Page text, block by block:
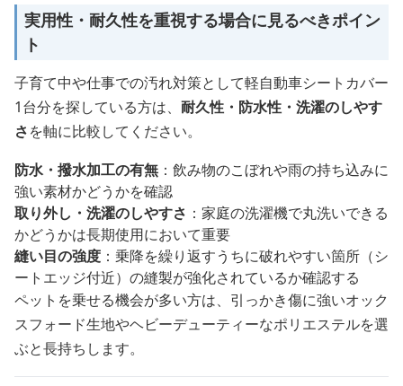
実用性・耐久性を重視する場合に見るべきポイン
ト
子育て中や仕事での汚れ対策として軽自動車シートカバー
1台分を探している方は、 耐久性・防水性・洗濯のしやす
さを軸に比較してください。
防水・撥水加工の有無 ：飲み物のこぼれや雨の持ち込みに
強い素材かどうかを確認
取り外し・洗濯のしやすさ ：家庭の洗濯機で丸洗いできる
かどうかは長期使用において重要
縫い目の強度 ：乗降を繰り返すうちに破れやすい箇所（シ
ートエッジ付近）の縫製が強化されているか確認する
ペットを乗せる機会が多い方は、引っかき傷に強いオック
スフォード生地やヘビーデューティーなポリエステルを選
ぶと長持ちします。